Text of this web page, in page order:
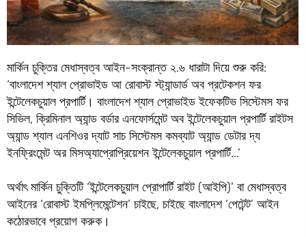
মার্কিন চুক্তির মেধাস্বত্ব আইন-সংক্রান্ত ২.৬ ধারাটা দিয়ে শুরু করি:
‘বাংলাদেশ শ্যাল প্রোভাইড আ রোবাস্ট স্ট্যান্ডার্ড অব প্রটেকশন ফর
ইন্টেলেকচুয়াল প্রপার্টি। বাংলাদেশ শ্যাল প্রোভাইড ইফেকটিভ সিস্টেমস ফর
সিভিল, ক্রিমিনাল অ্যান্ড বর্ডার এনফোর্সমেন্ট অব ইন্টেলেকচুয়াল প্রপার্টি রাইটস
অ্যান্ড শ্যাল এনশিওর দ্যাট সাচ সিস্টেমস কমব্যাট অ্যান্ড ডেটার দ্য
ইনফ্রিংমেন্ট অর মিসঅ্যাপ্রোপ্রিয়েশন ইন্টেলেকচুয়াল প্রপার্টি...’
অর্থাৎ মার্কিন চুক্তিটি ‘ইন্টেলেকচুয়াল প্রোপার্টি রাইট (আইপি)’ বা মেধাস্বত্ব
আইনের ‘রোবাস্ট ইমপ্লিমেন্টেশন’ চাইছে, চাইছে বাংলাদেশ ‘পেটেন্ট’ আইন
কঠোরভাবে প্রয়োগ করুক।